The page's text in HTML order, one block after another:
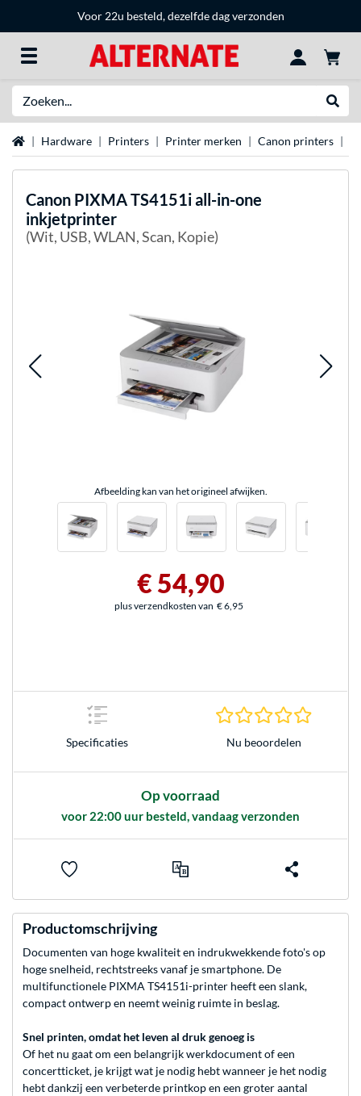
Voor 22u besteld, dezelfde dag verzonden
Home Hardware Printers Printer merken Canon printers
Canon PIXMA TS4151i all-in-one
inkjetprinter
(Wit, USB, WLAN, Scan, Kopie)
Afbeelding kan van het origineel afwijken.
€ 54,90
plus verzendkosten van € 6,95
Specificaties Nu beoordelen
Op voorraad
voor 22:00 uur besteld, vandaag verzonden
Productomschrijving
Documenten van hoge kwaliteit en indrukwekkende foto's op
hoge snelheid, rechtstreeks vanaf je smartphone. De
multifunctionele PIXMA TS4151i-printer heeft een slank,
compact ontwerp en neemt weinig ruimte in beslag.
Snel printen, omdat het leven al druk genoeg is
Of het nu gaat om een belangrijk werkdocument of een
concertticket, je krijgt wat je nodig hebt wanneer je het nodig
hebt dankzij een verbeterde printkop en een groter aantal